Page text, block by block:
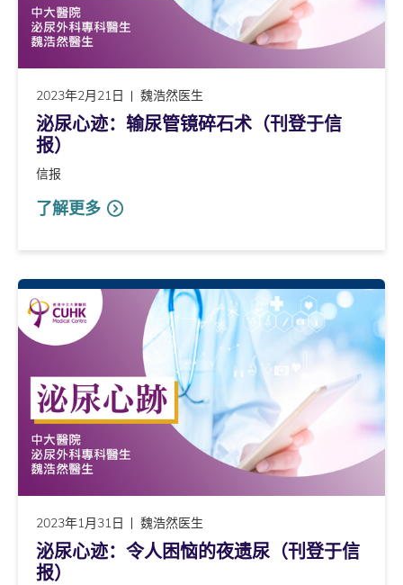
2023年2月21日 魏浩然医生
泌尿心迹：输尿管镜碎石术（刊登于信
报）
信报
了解更多
2023年1月31日 魏浩然医生
泌尿心迹：令人困恼的夜遗尿（刊登于信
报）